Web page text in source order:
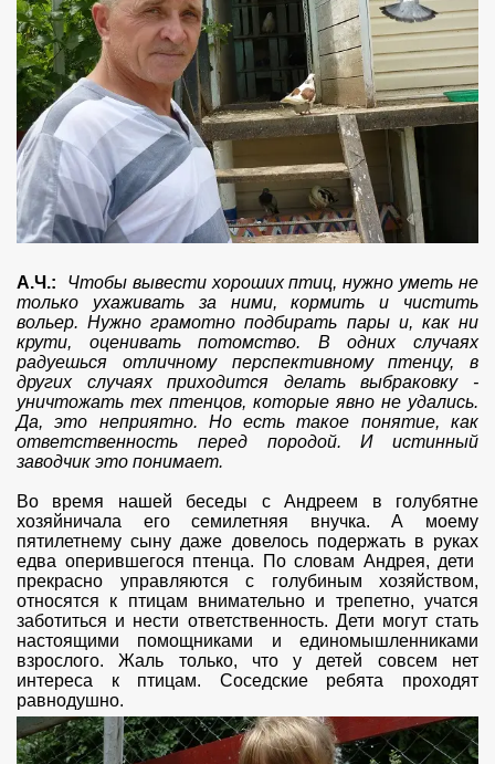
А.Ч.:
Чтобы вывести хороших птиц, нужно уметь не
только ухаживать за ними, кормить и чистить
вольер. Нужно грамотно подбирать пары и, как ни
крути, оценивать потомство. В одних случаях
радуешься отличному перспективному птенцу, в
других случаях приходится делать выбраковку -
уничтожать тех птенцов, которые явно не удались.
Да, это неприятно. Но есть такое понятие, как
ответственность перед породой. И истинный
заводчик это понимает.
Во время нашей беседы с Андреем в голубятне
хозяйничала его семилетняя внучка. А моему
пятилетнему сыну даже довелось подержать в руках
едва оперившегося птенца. По словам Андрея, дети
прекрасно управляются с голубиным хозяйством,
относятся к птицам внимательно и трепетно, учатся
заботиться и нести ответственность. Дети могут стать
настоящими помощниками и единомышленниками
взрослого. Жаль только, что у детей совсем нет
интереса к птицам. Соседские ребята проходят
равнодушно.